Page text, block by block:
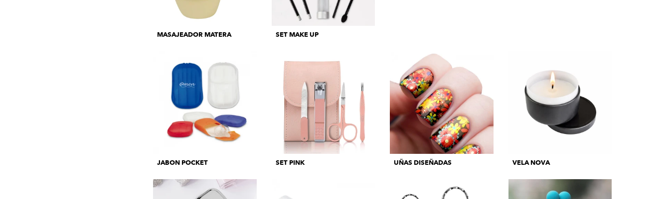
MASAJEADOR MATERA SET MAKE UP
JABON POCKET SET PINK UÑAS DISEÑADAS VELA NOVA